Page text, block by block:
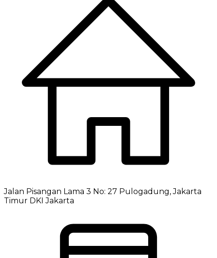
Jalan Pisangan Lama 3 No: 27 Pulogadung, Jakarta
Timur DKI Jakarta